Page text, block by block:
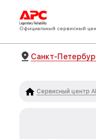
Официальный сервисный
Санкт-
Сервисный центр